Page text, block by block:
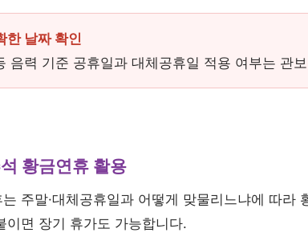
한 날짜 확인
음력 기준 공휴일과 대체공휴일 적용 여부는 관
황금연휴 활용
주말·대체공휴일과 어떻게 맞물리느냐에 따라
이면 장기 휴가도 가능합니다.